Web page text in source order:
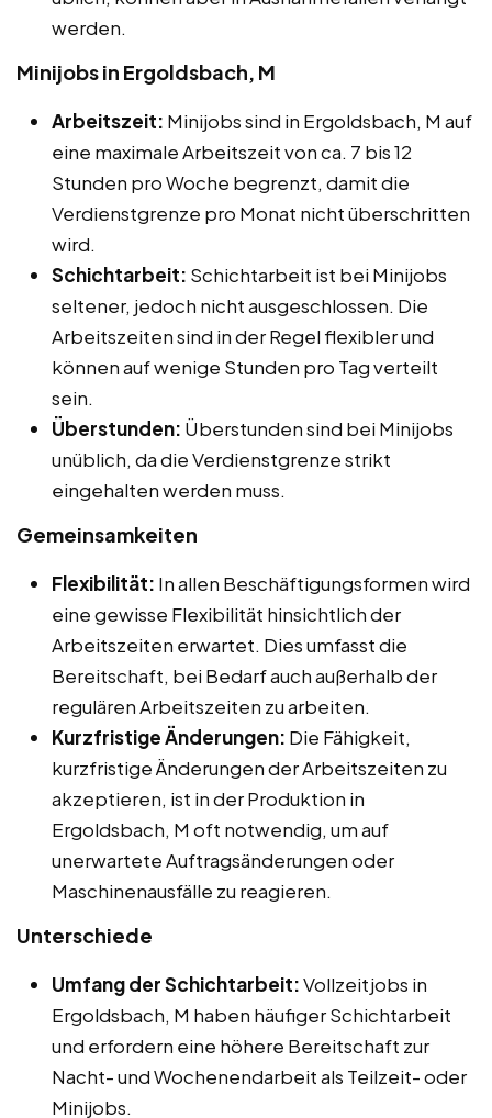
werden.
Minijobs in Ergoldsbach, M
Arbeitszeit: Minijobs sind in Ergoldsbach, M auf
eine maximale Arbeitszeit von ca. 7 bis 12
Stunden pro Woche begrenzt, damit die
Verdienstgrenze pro Monat nicht überschritten
wird.
Schichtarbeit: Schichtarbeit ist bei Minijobs
seltener, jedoch nicht ausgeschlossen. Die
Arbeitszeiten sind in der Regel flexibler und
können auf wenige Stunden pro Tag verteilt
sein.
Überstunden: Überstunden sind bei Minijobs
unüblich, da die Verdienstgrenze strikt
eingehalten werden muss.
Gemeinsamkeiten
Flexibilität: In allen Beschäftigungsformen wird
eine gewisse Flexibilität hinsichtlich der
Arbeitszeiten erwartet. Dies umfasst die
Bereitschaft, bei Bedarf auch außerhalb der
regulären Arbeitszeiten zu arbeiten.
Kurzfristige Änderungen: Die Fähigkeit,
kurzfristige Änderungen der Arbeitszeiten zu
akzeptieren, ist in der Produktion in
Ergoldsbach, M oft notwendig, um auf
unerwartete Auftragsänderungen oder
Maschinenausfälle zu reagieren.
Unterschiede
Umfang der Schichtarbeit:Vollzeitjobs in
Ergoldsbach, M haben häufiger Schichtarbeit
und erfordern eine höhere Bereitschaft zur
Nacht- und Wochenendarbeit als Teilzeit- oder
Minijobs.